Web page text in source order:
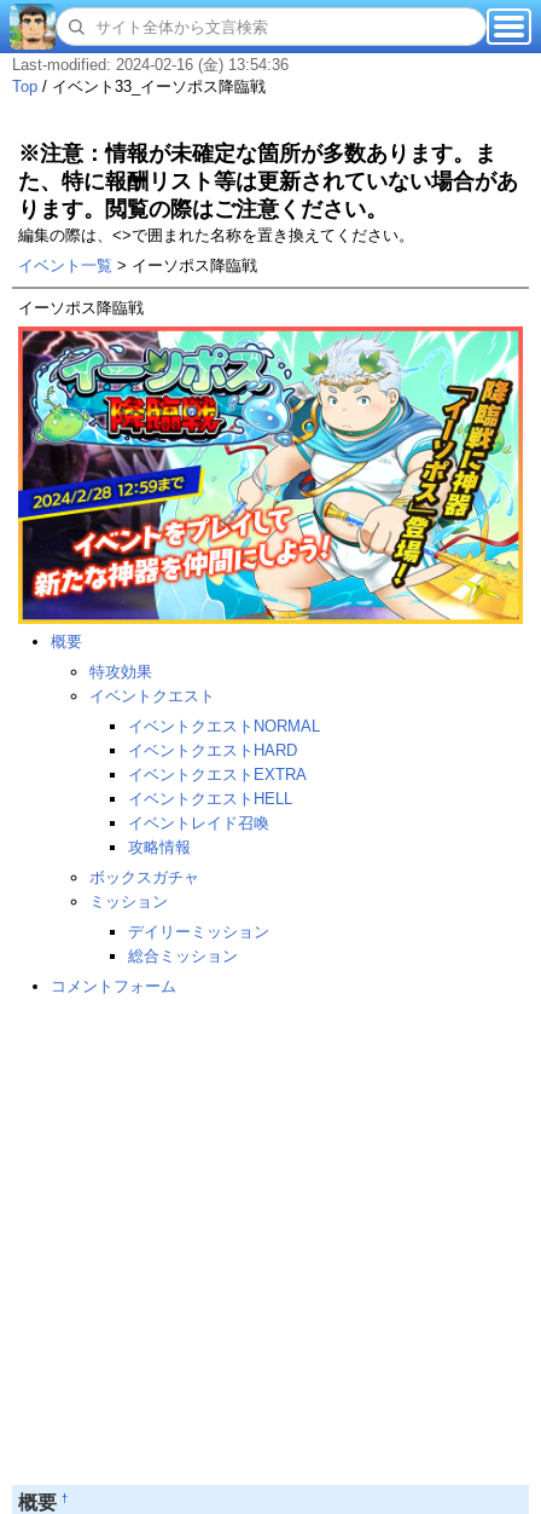
Last-modified: 2024-02-16 (金) 13:54:36
Top / イベント33_イーソポス降臨戦
※注意：情報が未確定な箇所が多数あります。ま
た、特に報酬リスト等は更新されていない場合があ
ります。閲覧の際はご注意ください。
編集の際は、<>で囲まれた名称を置き換えてください。
イベント一覧 > イーソポス降臨戦
イーソポス降臨戦
概要
特攻効果
イベントクエスト
イベントクエストNORMAL
イベントクエストHARD
イベントクエストEXTRA
イベントクエストHELL
イベントレイド召喚
攻略情報
ボックスガチャ
ミッション
デイリーミッション
総合ミッション
コメントフォーム
概要 †